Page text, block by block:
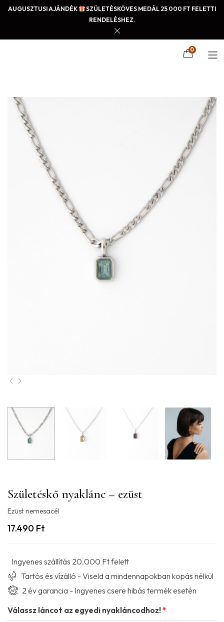
AUGUSZTUSI AJÁNDÉK
SZÜLETÉSKÖVES MEDÁL 25 000 FT FELETTI
RENDELÉSHEZ.
0
Születéskő nyaklánc – ezüst
Ezüst nemesacél
17.490 Ft
Ingyenes szállítás 20.000 Ft felett
Tartós és vízálló - Viseld a mindennapokban kopás nélkül
2 év garancia - Ingyenes csere hibás termék esetén
Válassz láncot az egyedi nyakláncodhoz!